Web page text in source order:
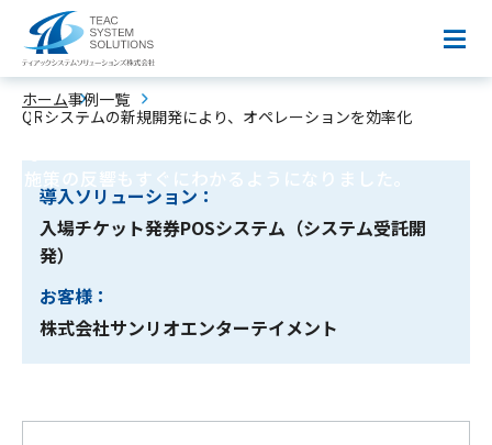
QRシステムの新規開発によ
り、オペレーションを効率
化
施策の反響もすぐにわかるようになりました。
ホーム事例一覧
QRシステムの新規開発により、オペレーションを効率化
導入ソリューション：
入場チケット発券POSシステム（システム受託開
発）
お客様：
株式会社サンリオエンターテイメント